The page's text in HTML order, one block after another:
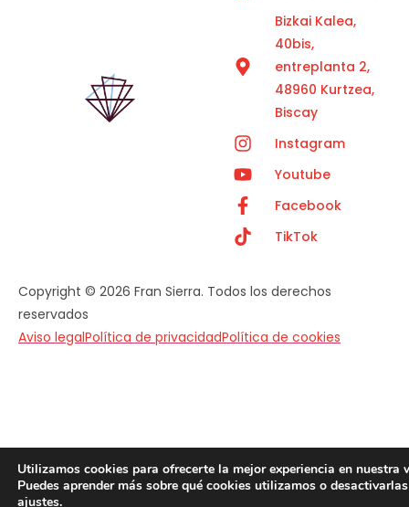
Bizkai Kalea,
40bis,
entreplanta 2,
48960 Kurtzea,
Biscay
Instagram
Youtube
Facebook
TikTok
Copyright © 2026 Fran Sierra. Todos los derechos
reservados
Aviso legalPolítica de privacidadPolítica de cookies
Utilizamos cookies para ofrecerte la mejor experiencia en nuestra
Puedes aprender más sobre qué cookies utilizamos o
ajustes.